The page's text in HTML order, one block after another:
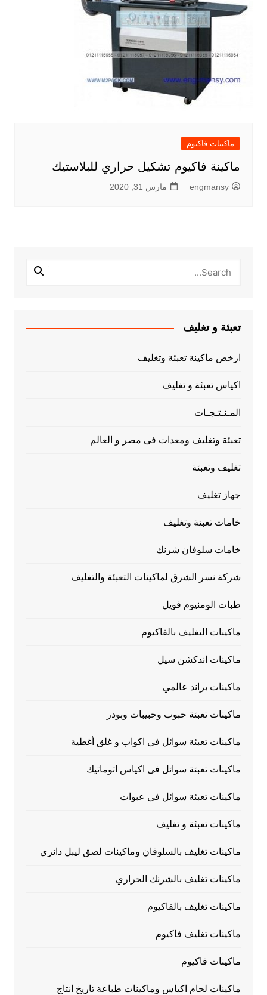
ماكينات فاكيوم
ماكينة فاكيوم تشكيل حراري للبلاستيك
engmansy مارس 31, 2020
تعبئة و تغليف
ارخص ماكينة تعبئة وتغليف
اكياس تعبئة و تغليف
المـنـتـجـات
تعبئة وتغليف ومعدات فى مصر و العالم
تغليف وتعبئة
جهاز تغليف
خامات تعبئة وتغليف
خامات سلوفان شرنك
شركة نسر الشرق لماكينات التعبئة والتغليف
طبات الومنيوم فويل
ماكينات التغليف بالفاكيوم
ماكينات اندكشن سيل
ماكينات براند عالمي
ماكينات تعبئة حبوب وحبيبات وبودر
ماكينات تعبئة سوائل فى اكواب و غلق أغطية
ماكينات تعبئة سوائل فى اكياس اتوماتيك
ماكينات تعبئة سوائل فى عبوات
ماكينات تعبئة و تغليف
ماكينات تغليف بالسلوفان وماكينات لصق ليبل دائري
ماكينات تغليف بالشرنك الحراري
ماكينات تغليف بالفاكيوم
ماكينات تغليف فاكيوم
ماكينات فاكيوم
ماكينات لحام اكياس وماكينات طباعة تاريخ انتاج